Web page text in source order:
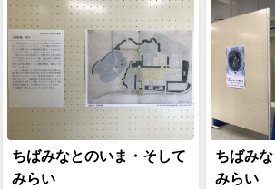
ちばみなとのいま・そして
みらい
ちばみ
みらい